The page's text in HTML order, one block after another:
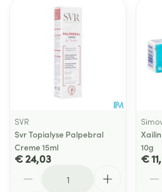
SVR
Svr Topialyse Palpebral
Creme 15ml
€ 24,03
10g
€